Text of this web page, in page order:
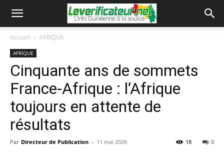
Accueil AFRIQUE
AFRIQUE
Cinquante ans de sommets
France-Afrique : l’Afrique
toujours en attente de
résultats
Par Directeur de Publication - 11 mai 2026 0
18